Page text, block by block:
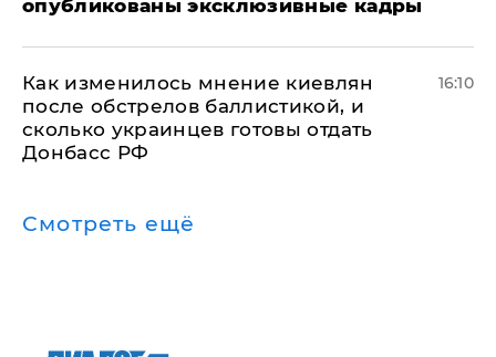
опубликованы эксклюзивные кадры
Как изменилось мнение киевлян
после обстрелов баллистикой, и
сколько украинцев готовы отдать
Донбасс РФ
16:10
Смотреть ещё